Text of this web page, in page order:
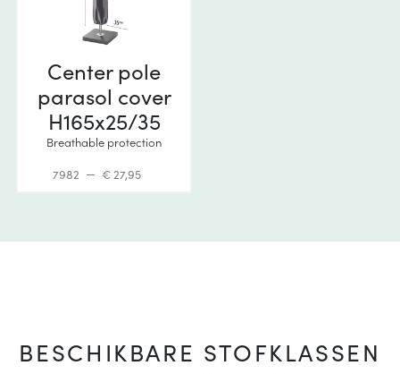
Center pole
parasol cover
H165x25/35
Breathable protection
7982 € 27,95
BESCHIKBARE STOFKLASSEN